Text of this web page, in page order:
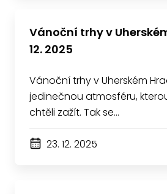
Vánoční trhy v
12. 2025
Vánoční trhy v Uherském
jedinečnou atmosféru,
chtěli zažít. Tak se…
23. 12. 2025